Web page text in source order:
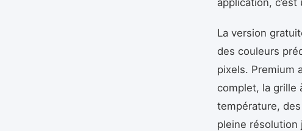
La version
des couleurs
pixels. Premium
complet, la grille
température,
pleine résolution